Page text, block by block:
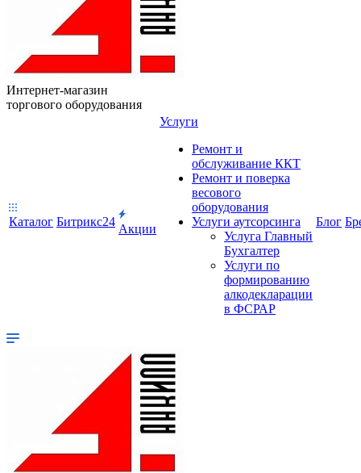
Интернет-магазин
торгового оборудования
Каталог Битрикс24
Акции
Услуги
Ремонт и
обслуживание ККТ
Ремонт и поверка
весового
оборудования
Услуги аутсорсинга
Услуга Главный
Бухгалтер
Услуги по
формированию
алкодекларации
в ФСРАР
Блог